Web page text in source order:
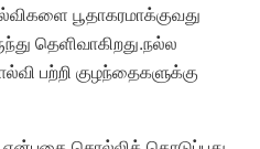
பூதாகரமாக்குவது
தெளிவாகிறது.நல்ல
பற்றி குழந்தைகளுக்கு